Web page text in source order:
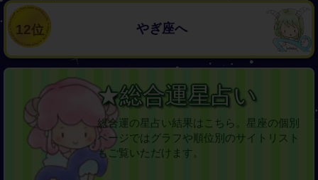
12 やぎ座へ
★総合運星占い
総合運の星占い結果はこちら。星座の個別
ページではグラフや順位別のサイトリスト
もご覧いただけます。